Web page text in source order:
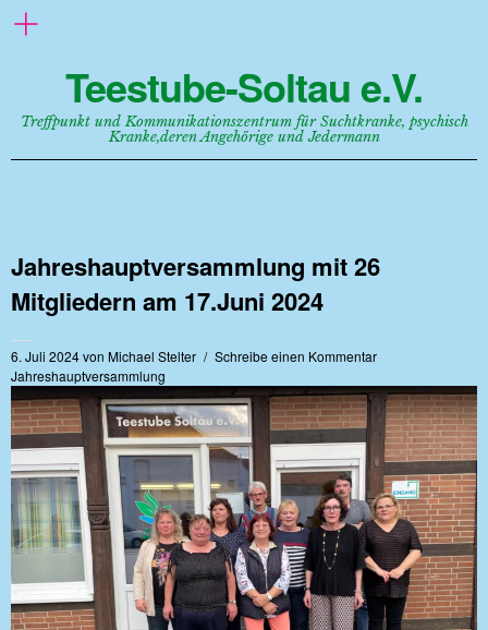
Teestube-Soltau e.V.
Treffpunkt und Kommunikationszentrum für Suchtkranke, psychisch
Kranke,deren Angehörige und Jedermann
Jahreshauptversammlung mit 26
Mitgliedern am 17.Juni 2024
6. Juli 2024von Michael Stelter
Schreibe einen Kommentar
Jahreshauptversammlung